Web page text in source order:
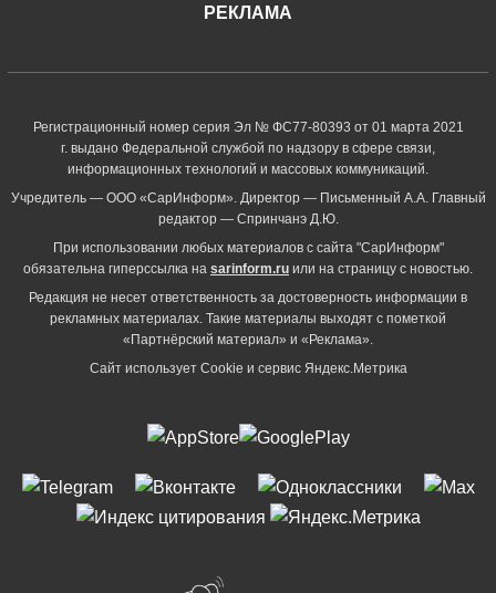
РЕКЛАМА
Регистрационный номер серия Эл № ФС77-80393 от 01 марта 2021
г. выдано Федеральной службой по надзору в сфере связи,
информационных технологий и массовых коммуникаций.
Учредитель — ООО «СарИнформ». Директор — Письменный А.А. Главный
редактор — Спринчанэ Д.Ю.
При использовании любых материалов с сайта "СарИнформ"
обязательна гиперссылка на sarinform.ru или на страницу с новостью.
Редакция не несет ответственность за достоверность информации в
рекламных материалах. Такие материалы выходят с пометкой
«Партнёрский материал» и «Реклама».
Сайт использует Cookie и сервиc Яндекс.Метрика